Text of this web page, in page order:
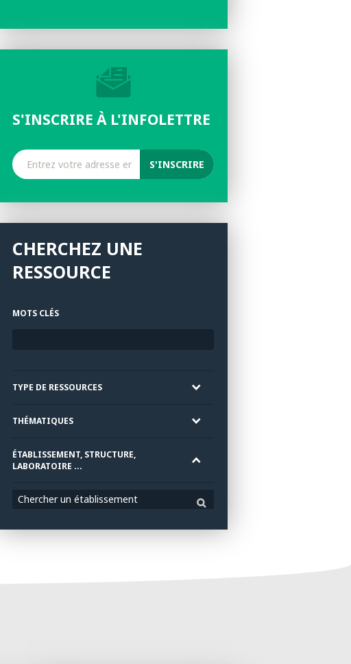
S'INSCRIRE À L'INFOLETTRE
CHERCHEZ UNE
RESSOURCE
MOTS CLÉS
TYPE DE RESSOURCES
THÉMATIQUES
ÉTABLISSEMENT, STRUCTURE,
LABORATOIRE ...
Chercher un établissement